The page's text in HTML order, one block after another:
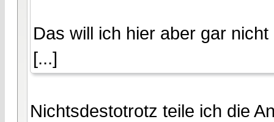
Das will ich hier aber gar
[...]
Nichtsdestotrotz teile ich die